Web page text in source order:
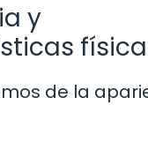
y
de la